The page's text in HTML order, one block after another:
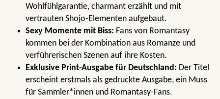
Wohlfühlgarantie, charmant erzählt und mit
vertrauten Shojo-Elementen aufgebaut.
Sexy Momente mit Biss: Fans von Romantasy
kommen bei der Kombination aus Romanze und
verführerischen Szenen auf ihre Kosten.
Exklusive Print-Ausgabe für Deutschland: Der Titel
erscheint erstmals als gedruckte Ausgabe, ein Muss
für Sammler*innen und Romantasy-Fans.